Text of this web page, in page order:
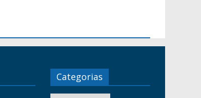
Categorias